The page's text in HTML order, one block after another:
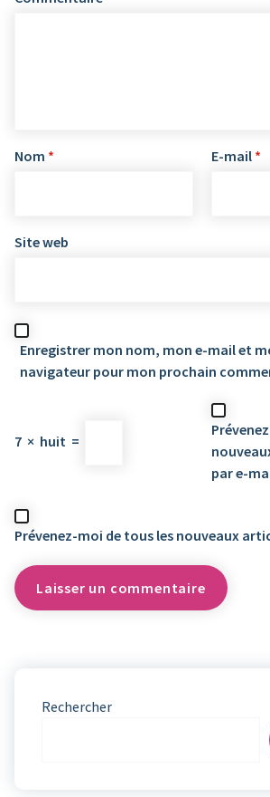
Nom * E-mail *
Site web
Enregistrer mon nom, mon e-mail et
navigateur pour mon prochain
7 × huit =
par e-
Prévenez-moi de tous les nouveaux
Rechercher